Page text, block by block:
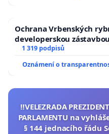
Ochrana Vrbenských
developerskou zástavbou
1 319 podpisů
Oznámení o
‼️VELEZRADA
PARLAMENTU na
§ 144 jednacího řádu